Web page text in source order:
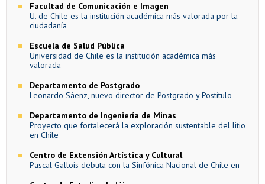
Facultad de Comunicación e Imagen
U. de Chile es la institución académica más valorada por la
ciudadanía
Escuela de Salud Pública
Universidad de Chile es la institución académica más
valorada
Departamento de Postgrado
Leonardo Sáenz, nuevo director de Postgrado y Postítulo
Departamento de Ingeniería de Minas
Proyecto que fortalecerá la exploración sustentable del litio
en Chile
Centro de Extensión Artística y Cultural
Pascal Gallois debuta con la Sinfónica Nacional de Chile en